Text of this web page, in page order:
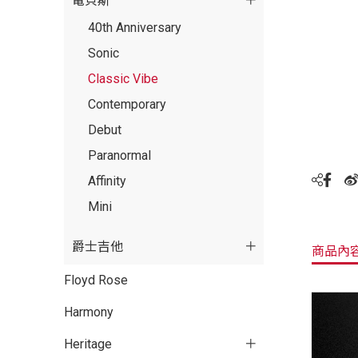
40th Anniversary
Sonic
Classic Vibe
Contemporary
Debut
Paranormal
Affinity
Mini
爵士吉他
Floyd Rose
Harmony
Heritage
商品內